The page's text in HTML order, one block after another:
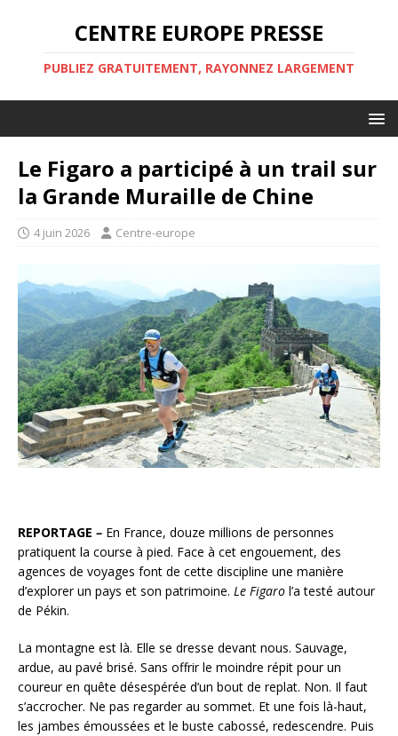
CENTRE EUROPE PRESSE
PUBLIEZ GRATUITEMENT, RAYONNEZ LARGEMENT
Le Figaro a participé à un trail sur
la Grande Muraille de Chine
4 juin 2026 Centre-europe
REPORTAGE – En France, douze millions de personnes
pratiquent la course à pied. Face à cet engouement, des
agences de voyages font de cette discipline une manière
d’explorer un pays et son patrimoine. Le Figaro l’a testé autour
de Pékin.
La montagne est là. Elle se dresse devant nous. Sauvage,
ardue, au pavé brisé. Sans offrir le moindre répit pour un
coureur en quête désespérée d’un bout de replat. Non. Il faut
s’accrocher. Ne pas regarder au sommet. Et une fois là-haut,
les jambes émoussées et le buste cabossé, redescendre. Puis